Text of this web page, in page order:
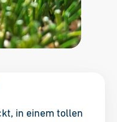
in einem tollen